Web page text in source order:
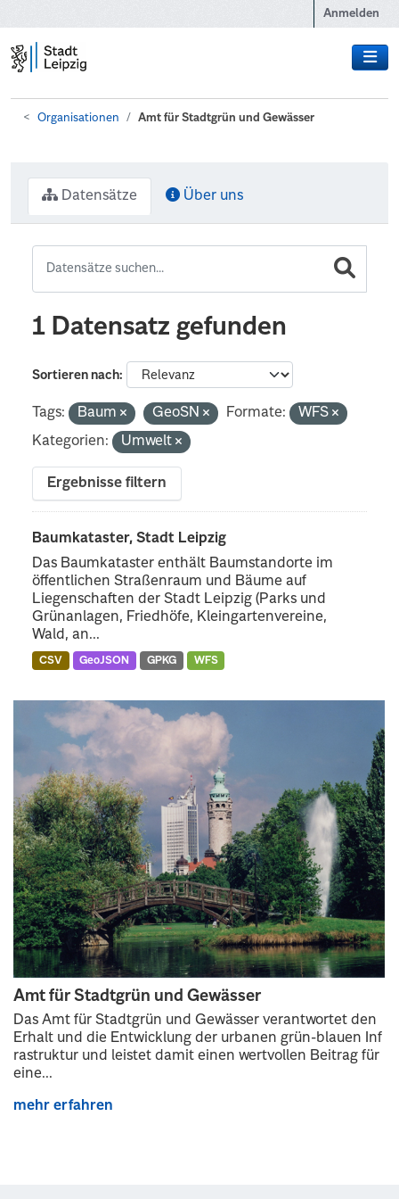
Anmelden
Organisationen Amt für Stadtgrün und Gewässer
Amt für Stadtgrün und Gewässer
Das Amt für Stadtgrün und Gewässer verantwortet den
Erhalt und die Entwicklung der urbanen grün-blauen Inf
rastruktur und leistet damit einen wertvollen Beitrag für
eine...
mehr erfahren
Datensätze Über uns
1 Datensatz gefunden
Sortieren nach
Tags: Baum GeoSN Formate:
WFS
Kategorien:
Umwelt
Ergebnisse filtern
Baumkataster, Stadt Leipzig
Das Baumkataster enthält Baumstandorte im
öffentlichen Straßenraum und Bäume auf
Liegenschaften der Stadt Leipzig (Parks und
Grünanlagen, Friedhöfe, Kleingartenvereine,
Wald, an...
CSV GeoJSON GPKG WFS